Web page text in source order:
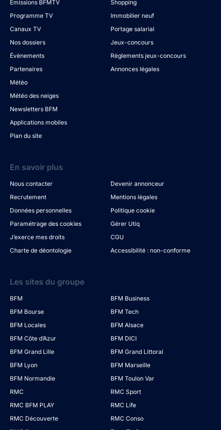
Émissions BFMTV
Programme TV
Canaux TV
Nos dossiers
Évènements
Partenaires
Météo
Météo des neiges
Newsletters BFM
Applications mobiles
Plan du site
Shopping
Immobilier neuf
Portage salarial
Jeux-concours
Règlements jeux-concours
Annonces légales
En savoir plus
Nous contacter
Devenir annonceur
Recrutement
Mentions légales
Données personnelles
Politique cookie
Paramétrage des cookies
Gérer Utiq
J’exerce mes droits
CGU
Charte de déontologie
Accessibilité : non-conforme
Les sites du groupe
BFM
BFM Business
BFM Bourse
BFM Tech
BFM Locales
BFM Alsace
BFM Côte d’Azur
BFM DICI
BFM Grand Lille
BFM Grand Littoral
BFM Lyon
BFM Marseille
BFM Normandie
BFM Toulon Var
RMC
RMC Sport
RMC BFM PLAY
RMC Life
RMC Découverte
RMC Conso